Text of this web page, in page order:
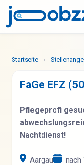
Startseite ›
FaGe EFZ
Pflegeprofi
Nachtdienst!
Aargau nach